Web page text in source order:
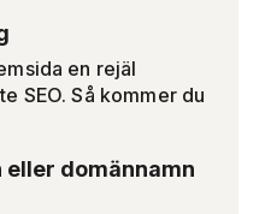
en rejäl
SEO. Så kommer du
eller domännamn